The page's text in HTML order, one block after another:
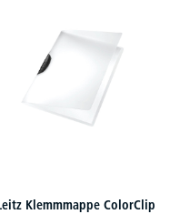
Klemmmappe ColorClip